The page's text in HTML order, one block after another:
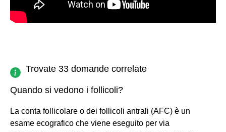
Trovate 33 domande correlate
Quando si vedono i follicoli?
La conta follicolare o dei follicoli antrali (AFC) è un
esame ecografico che viene eseguito per via